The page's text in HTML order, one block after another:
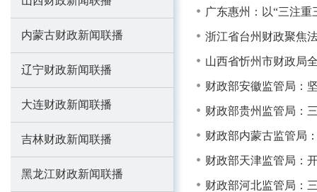
内蒙古财政新闻联播
辽宁财政新闻联播
大连财政新闻联播
吉林财政新闻联播
黑龙江财政新闻联播
广东惠州：以“三注
浙江省台州财政聚焦
山西省忻州市财政局
财政部安徽监管局：
财政部贵州监管局：
财政部内蒙古监管局
财政部天津监管局：
财政部河北监管局：